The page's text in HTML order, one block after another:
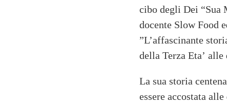
cibo degli Dei “Sua
docente Slow Food
”L’affascinante
della Terza Eta’ alle
La sua storia
essere accostata